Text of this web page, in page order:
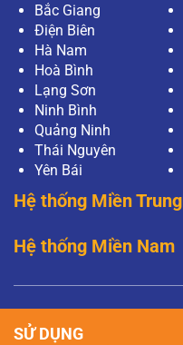
Bắc Giang
Điện Biên
Hà Nam
Hoà Bình
Lạng Sơn
Ninh Bình
Quảng Ninh
Thái Nguyên
Yên Bái
Hệ thống Miền Trung
Hệ thống Miền Nam
SỬ DỤNG